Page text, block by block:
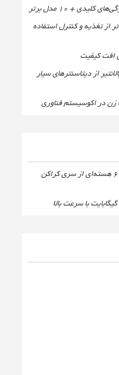
+ 10 مدل برتر
تغذیه و کنترل استفاده
از دیتاسنترهای سیار
زن در اکوسیستم فناوری
پردازنده معرفی‌نشده 6 هسته‌ای از سری کراکن